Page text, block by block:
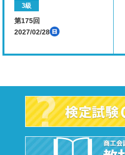
3級
第175回
2027/02/28